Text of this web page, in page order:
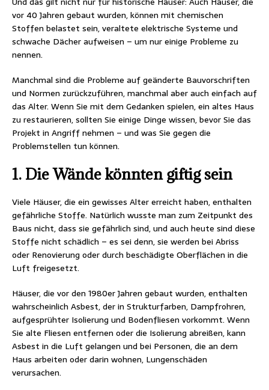
vor 40 Jahren gebaut wurden, können mit chemischen
Stoffen belastet sein, veraltete elektrische Systeme und
schwache Dächer aufweisen – um nur einige Probleme zu
nennen.
Manchmal sind die Probleme auf geänderte Bauvorschriften
und Normen zurückzuführen, manchmal aber auch einfach auf
das Alter. Wenn Sie mit dem Gedanken spielen, ein altes Haus
zu restaurieren, sollten Sie einige Dinge wissen, bevor Sie das
Projekt in Angriff nehmen – und was Sie gegen die
Problemstellen tun können.
1. Die Wände könnten giftig sein
Viele Häuser, die ein gewisses Alter erreicht haben, enthalten
gefährliche Stoffe. Natürlich wusste man zum Zeitpunkt des
Baus nicht, dass sie gefährlich sind, und auch heute sind diese
Stoffe nicht schädlich – es sei denn, sie werden bei Abriss
oder Renovierung oder durch beschädigte Oberflächen in die
Luft freigesetzt.
Häuser, die vor den 1980er Jahren gebaut wurden, enthalten
wahrscheinlich Asbest, der in Strukturfarben, Dampfrohren,
aufgesprühter Isolierung und Bodenfliesen vorkommt. Wenn
Sie alte Fliesen entfernen oder die Isolierung abreißen, kann
Asbest in die Luft gelangen und bei Personen, die an dem
Haus arbeiten oder darin wohnen, Lungenschäden
verursachen.